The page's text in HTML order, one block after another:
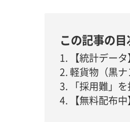
この記事の目
【統計デー
軽貨物（黒ナ
「採用難」
【無料配布